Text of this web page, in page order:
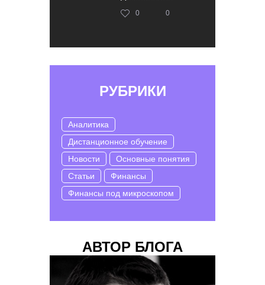
0 0
РУБРИКИ
Аналитика
Дистанционное обучение
Новости
Основные понятия
Статьи
Финансы
Финансы под микроскопом
АВТОР БЛОГА